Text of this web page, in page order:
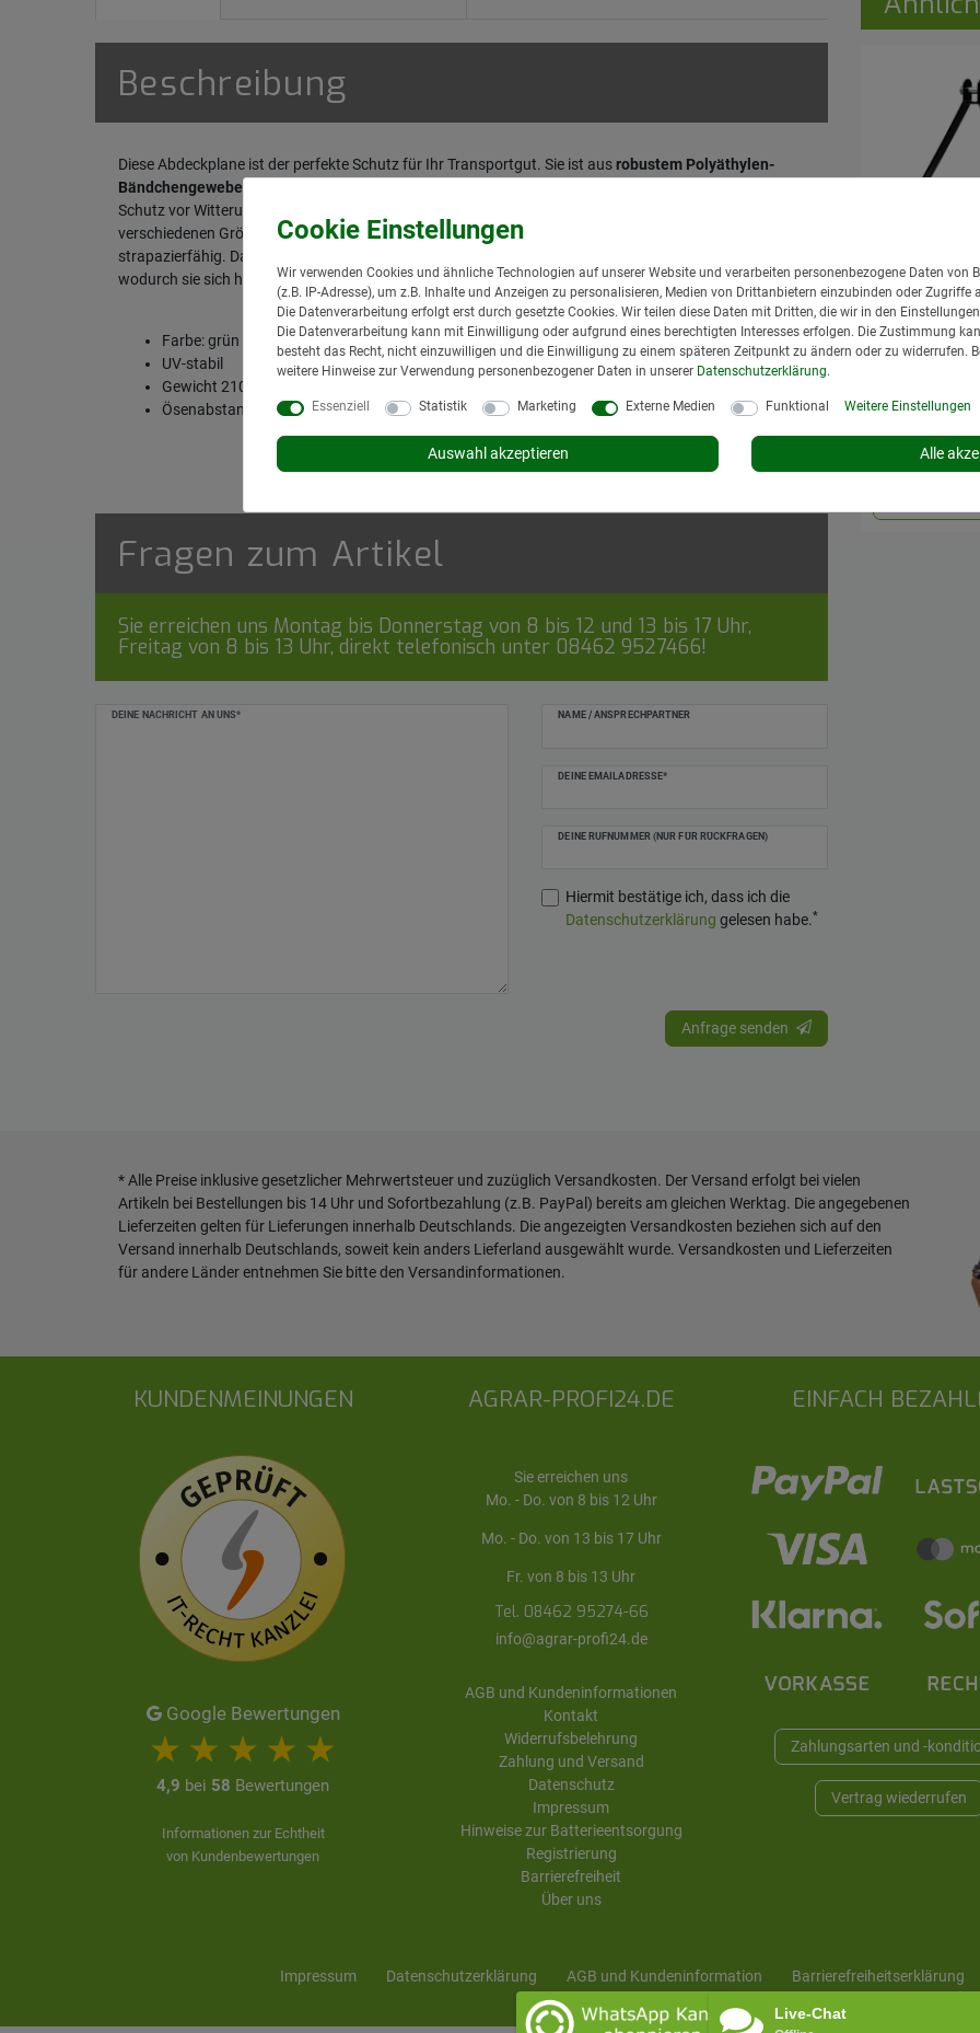
Beschreibung
Diese Abdeckplane ist der perfekte Schutz für Ihr Transportgut. Sie ist ausrobustem Polyäthylen-
Bändchengewebe
Schutz vor Witterungseinflüssen und Staub. Der
verschiedenen Größen erhältlich. Mit einem Gewicht von 210 g/m² ist sie besonders robust und
strapazierfähig. Darüber hinaus ist die Plane UV-stabil und in einem modernen Grünton gehalten,
wodurch sie sich hervorragend alsSchutz vor Transportgut auf Fahrzeugen und Anhängerneignet.
Farbe: grün
UV-stabil
Gewicht 210 g/m²
Ösenabstand: 50 cm
Fragen zum Artikel
Sie erreichen uns Montag bis Donnerstag von 8 bis 12 und 13 bis 17 Uhr,
Freitag von 8 bis 13 Uhr, direkt telefonisch unter 08462 9527466!
DEINE NACHRICHT AN UNS* NAME / ANSPRECHPARTNER
DEINE EMAILADRESSE*
DEINE RUFNUMMER (NUR FÜR RÜCKFRAGEN)
Hiermit bestätige ich, dass ich die
Daten­schutz­erklärung gelesen habe.*
Ceres::Template.mailFormHoneypotLabel
Anfrage senden
Dreipunkt
110,95 € *
*inkl. MwSt.zzgl.
* Alle Preise inklusive gesetzlicher Mehrwertsteuer und zuzüglich Versandkosten. Der Versand erfolgt bei vielen
Artikeln bei Bestellungen bis 14 Uhr und Sofortbezahlung (z.B. PayPal) bereits am gleichen Werktag. Die angegebenen
Lieferzeiten gelten für Lieferungen innerhalb Deutschlands. Die angezeigten Versandkosten beziehen sich auf den
Versand innerhalb Deutschlands, soweit kein anders Lieferland ausgewählt wurde. Versandkosten und Lieferzeiten
für andere Länder entnehmen Sie bitte den Versandinformationen.
EINFACH
Zahlungsarten und -
Vertrag wiederrufen
KUNDENMEINUNGEN
Google Bewertungen
4,9 bei 58 Bewertungen
Informationen zur Echtheit
von Kundenbewertungen
AGRAR-PROFI24.DE
Sie erreichen uns
Mo. - Do. von 8 bis 12 Uhr
Mo. - Do. von 13 bis 17 Uhr
Fr. von 8 bis 13 Uhr
Tel. 08462 95274-66
info@agrar-profi24.de
AGB und Kundeninformationen
Kontakt
Widerrufsbelehrung
Zahlung und Versand
Datenschutz
Impressum
Hinweise zur Batterieentsorgung
Registrierung
Barrierefreiheit
Über uns
Impressum Daten­schutz­erklärung AGB und Kunden­information Barrierefreiheitserklärung
Wir verwenden Cookies und ähnliche Technologien auf unserer Website und verarbeiten personenbezogene Daten von
(z.B. IP-Adresse), um z.B. Inhalte und Anzeigen zu personalisieren, Medien von Drittanbietern einzubinden oder Zugriffe
Die Datenverarbeitung erfolgt erst durch gesetzte Cookies. Wir teilen diese Daten mit Dritten, die wir in den
Die Datenverarbeitung kann mit Einwilligung oder aufgrund eines berechtigten Interesses erfolgen. Die Zustimmung
besteht das Recht, nicht einzuwilligen und die Einwilligung zu einem späteren Zeitpunkt zu ändern oder zu widerrufen.
weitere Hinweise zur Verwendung personenbezogener Daten in unserer Daten­schutz­erklärung.
Essenziell Statistik Marketing Externe Medien Funktional Weitere Einstellungen
Alle
Auswahl akzeptieren
Live-Chat